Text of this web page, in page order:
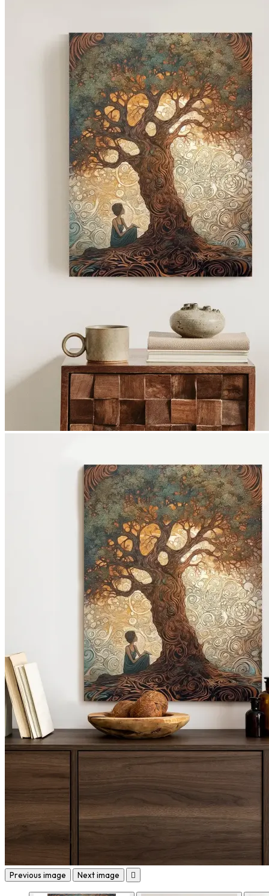
Previous image Next image 